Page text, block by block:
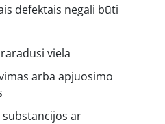
defektais negali būti
viela
arba apjuosimo
ar